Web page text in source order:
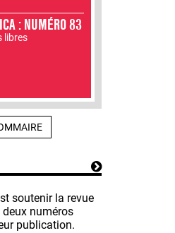
: NUMÉRO 83
libres
soutenir la revue
deux numéros
publication.